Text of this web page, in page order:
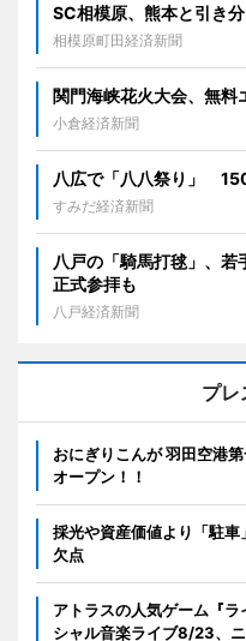
SC相模原、熊本と引き
相模原町田経済新聞
関門海峡花火大会、無料
小倉経済新聞
八広で「八八祭り」
すみだ経済新聞
八戸の「騎馬打毬」、
正式参拝も
八戸経済新聞
プレ
おにぎりこんが 羽田空港
オープン！！
採光や資産価値より「駐
欠点
アトラスの人気ゲーム『
シャル音楽ライブ8/23、